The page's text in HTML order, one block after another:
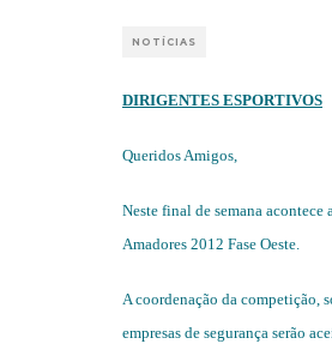
NOTÍCIAS
DIRIGENTES ESPORTIVOS
Queridos Amigos,
Neste final de semana
Amadores 2012 Fase Oeste.
A coordenação da competição,
empresas de segurança serão